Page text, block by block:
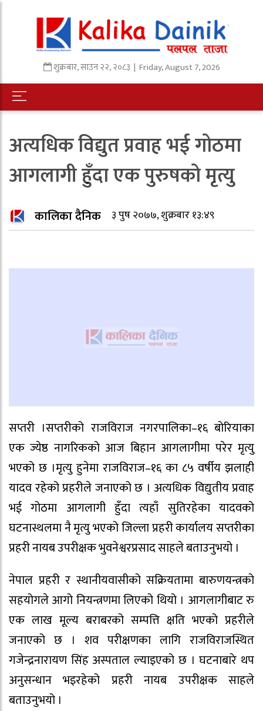
शुक्रबार,साउन२२,२०८३ | Friday, August 7, 2026
अत्यधिक विद्युत प्रवाह भई गोठमा
आगलागी हुँदा एक पुरुषको मृत्यु
कालिका दैनिक ३ पुष २०७७, शुक्रबार १३:४९
सप्तरी ।सप्तरीको राजविराज नगरपालिका–१६ बोरियाका
एक ज्येष्ठ नागरिकको आज बिहान आगलागीमा परेर मृत्यु
भएको छ ।मृत्यु हुनेमा राजविराज–१६ का ८५ वर्षीय झलाही
यादव रहेको प्रहरीले जनाएको छ । अत्यधिक विद्युतीय प्रवाह
भई गोठमा आगलागी हुँदा त्यहाँ सुतिरहेका यादवको
घटनास्थलमा नै मृत्यु भएको जिल्ला प्रहरी कार्यालय सप्तरीका
प्रहरी नायब उपरीक्षक भुवनेश्वरप्रसाद साहले बताउनुभयो ।
नेपाल प्रहरी र स्थानीयवासीको सक्रियतामा बारुणयन्त्रको
सहयोगले आगो नियन्त्रणमा लिएको थियो । आगलागीबाट रु
एक लाख मूल्य बराबरको सम्पत्ति क्षति भएको प्रहरीले
जनाएको छ । शव परीक्षणका लागि राजविराजस्थित
गजेन्द्रनारायण सिंह अस्पताल ल्याइएको छ । घटनाबारे थप
अनुसन्धान भइरहेको प्रहरी नायब उपरीक्षक साहले
बताउनुभयो ।